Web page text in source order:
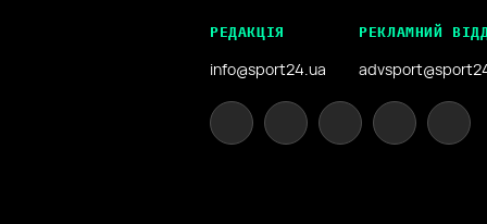
РЕДАКЦІЯ
info@sport24.ua
РЕКЛАМНИЙ